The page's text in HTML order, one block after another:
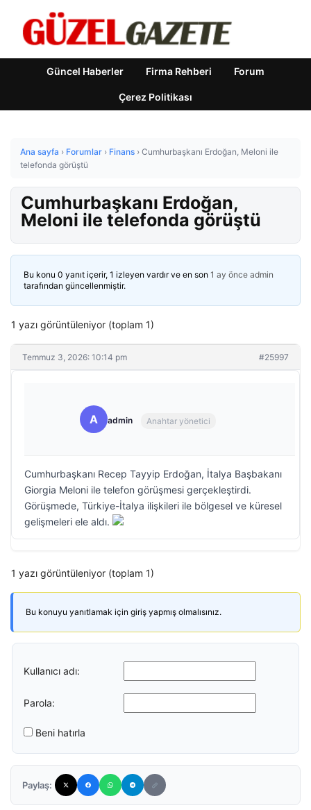
Güncel Haberler Firma Rehberi Forum
Çerez Politikası
Ana sayfa › Forumlar › Finans › Cumhurbaşkanı Erdoğan, Meloni ile
telefonda görüştü
Cumhurbaşkanı Erdoğan,
Meloni ile telefonda görüştü
Bu konu 0 yanıt içerir, 1 izleyen vardır ve en son 1 ay önce admin
tarafından güncellenmiştir.
1 yazı görüntüleniyor (toplam 1)
Temmuz 3, 2026: 10:14 pm #25997
A admin Anahtar yönetici
Cumhurbaşkanı Recep Tayyip Erdoğan, İtalya Başbakanı
Giorgia Meloni ile telefon görüşmesi gerçekleştirdi.
Görüşmede, Türkiye-İtalya ilişkileri ile bölgesel ve küresel
gelişmeleri ele aldı.
1 yazı görüntüleniyor (toplam 1)
Bu konuyu yanıtlamak için giriş yapmış olmalısınız.
Kullanıcı adı:
Parola:
Beni hatırla
Paylaş: